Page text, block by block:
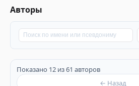
Авторы
Показано 12 из 61 авторов
← Назад